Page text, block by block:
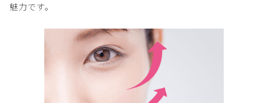
魅力です。